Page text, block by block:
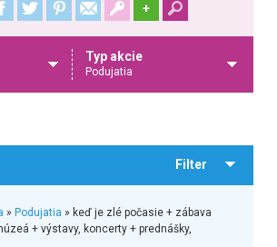
+
Typ akcie
Podujatia
Filter
» Podujatia » keď je zlé počasie + zábava
+ výstavy, koncerty + prednášky,